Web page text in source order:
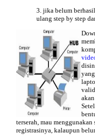
3. jika belum
ulang step by step
terserah, mau
registrasinya, kalaupun